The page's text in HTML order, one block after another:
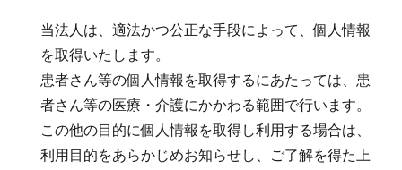
当法人は、適法かつ公正な手段によって、個人情報
を取得いたします。
患者さん等の個人情報を取得するにあたっては、患
者さん等の医療・介護にかかわる範囲で行います。
この他の目的に個人情報を取得し利用する場合は、
利用目的をあらかじめお知らせし、ご了解を得た上